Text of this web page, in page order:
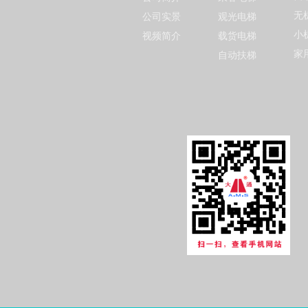
公司实景
视频简介
观光电梯
载货电梯
自动扶梯
无
小
家